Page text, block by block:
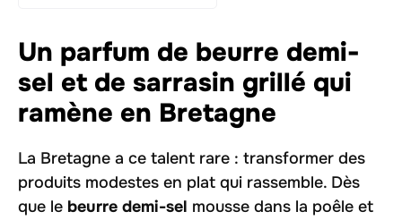
Un parfum de beurre demi-
sel et de sarrasin grillé qui
ramène en Bretagne
La Bretagne a ce talent rare : transformer des
produits modestes en plat qui rassemble. Dès
que le beurre demi-sel mousse dans la poêle et